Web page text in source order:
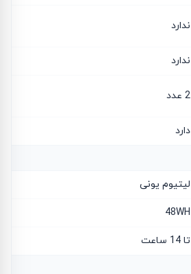
ندارد
ندارد
2 عدد
دارد
لیتیوم یونی
48WH
تا 14 ساعت